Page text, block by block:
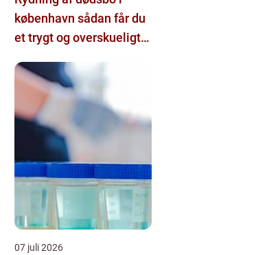
københavn sådan får du
et trygt og overskueligt
07 juli 2026